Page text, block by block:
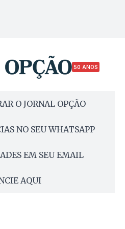
50 ANOS
O JORNAL OPÇÃO
NO SEU WHATSAPP
EM SEU EMAIL
AQUI